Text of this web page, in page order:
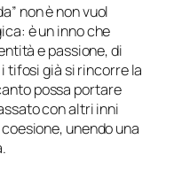
non è non vuol
è un inno che
e passione, di
tifosi già si rincorre la
possa portare
con altri inni
unendo una